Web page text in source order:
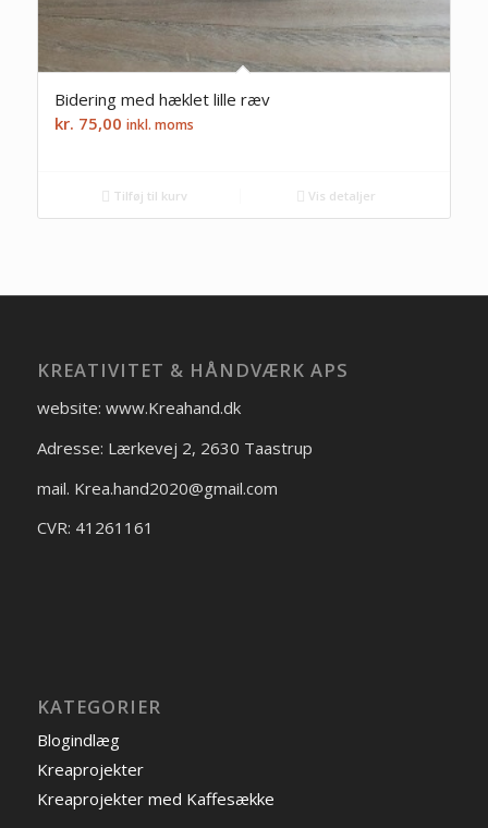
Bidering med hæklet lille ræv
kr. 75,00 inkl. moms
Tilføj til kurv Vis detaljer
KREATIVITET & HÅNDVÆRK APS
website: www.Kreahand.dk
Adresse: Lærkevej 2, 2630 Taastrup
mail. Krea.hand2020@gmail.com
CVR: 41261161
KATEGORIER
Blogindlæg
Kreaprojekter
Kreaprojekter med Kaffesække